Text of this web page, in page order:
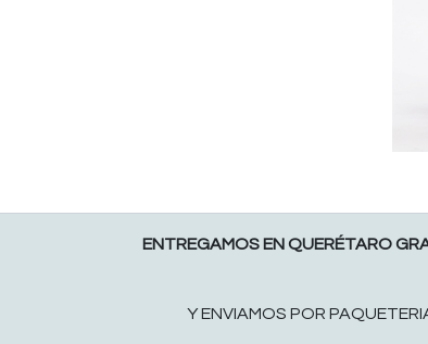
ENTREGAMOS EN QUERÉTARO
Y ENVIAMOS POR